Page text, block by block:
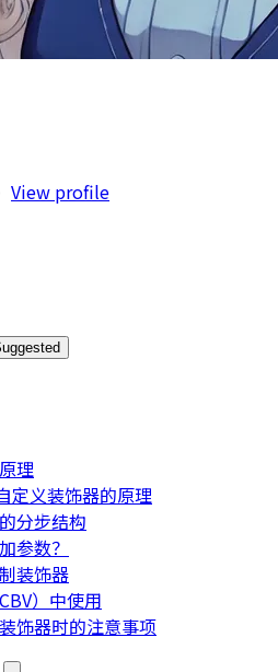
View profile
理
定义装饰器的原理
分步结构
参数？
装饰器
）中使用
饰器时的注意事项